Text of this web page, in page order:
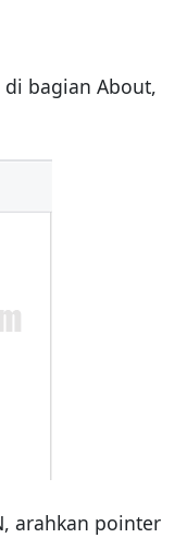
bagian About,
arahkan pointer